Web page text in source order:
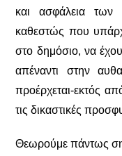
και ασφάλεια των
καθεστώς που
στο δημόσιο, να
απέναντι στην
προέρχεται-εκτός
τις δικαστικές
Θεωρούμε πάντως